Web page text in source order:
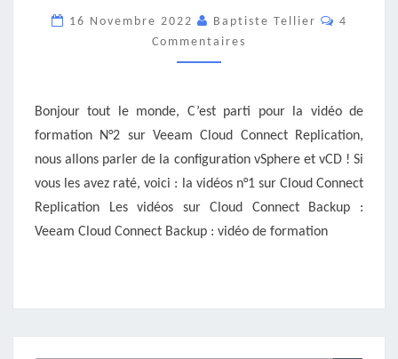
:
CONFIGURATION
16 Novembre 2022 Baptiste Tellier
4
Commentaires
Bonjour tout le monde, C’est parti pour la vidéo de
formation N°2 sur Veeam Cloud Connect Replication,
nous allons parler de la configuration vSphere et vCD ! Si
vous les avez raté, voici : la vidéos n°1 sur Cloud Connect
Replication Les vidéos sur Cloud Connect Backup :
Veeam Cloud Connect Backup : vidéo de formation